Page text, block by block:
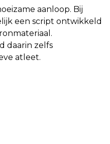
aanloop. Bij
een script ontwikkeld
daarin zelfs
atleet.